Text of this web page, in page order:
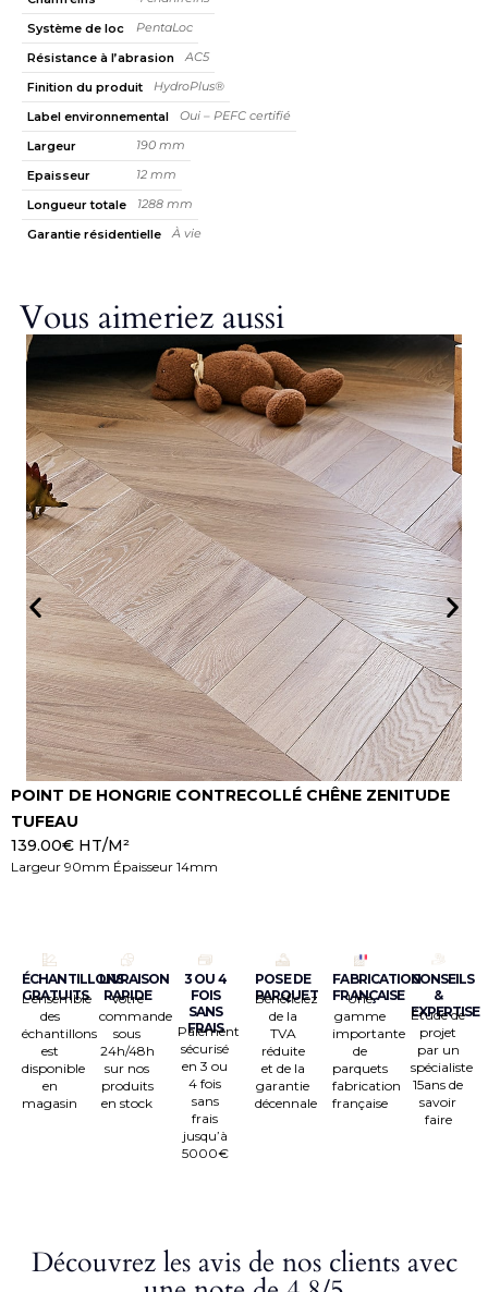
Système de loc
PentaLoc
Résistance à l’abrasion
AC5
Finition du produit
HydroPlus®
Label environnemental
Oui – PEFC certifié
Largeur
190 mm
Epaisseur
12 mm
Longueur totale
1288 mm
Garantie résidentielle
À vie
Vous aimeriez aussi
POINT DE HONGRIE CONTRECOLLÉ CHÊNE ZENITUDE
TUFEAU
139.00€ HT/M²
Largeur 90mm Épaisseur 14mm
ÉCHANTILLONS
GRATUITS
L’ensemble
des
échantillons
est
disponible
en
magasin
LIVRAISON
RAPIDE
Votre
commande
sous
24h/48h
sur nos
produits
en stock
3 OU 4
FOIS
SANS
FRAIS
Paiement
sécurisé
en 3 ou
4 fois
sans
frais
jusqu’à
5000€
POSE DE
PARQUET
Bénéficiez
de la
TVA
réduite
et de la
garantie
décennale
FABRICATION
FRANÇAISE
Une
gamme
importante
de
parquets
fabrication
française
CONSEILS
&
EXPERTISE
Étude de
projet
par un
spécialiste
15ans de
savoir
faire
Découvrez les avis de nos clients avec